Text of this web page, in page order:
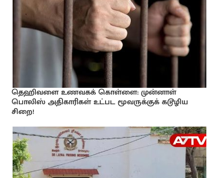
தெஹிவளை உணவகக் கொள்ளை: முன்னாள்
பொலிஸ் அதிகாரிகள் உட்பட மூவருக்குக் கடூழிய
சிறை!